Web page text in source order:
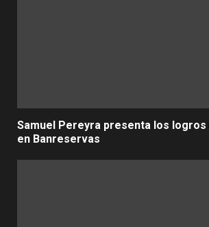
Samuel Pereyra presenta los
en Banreservas